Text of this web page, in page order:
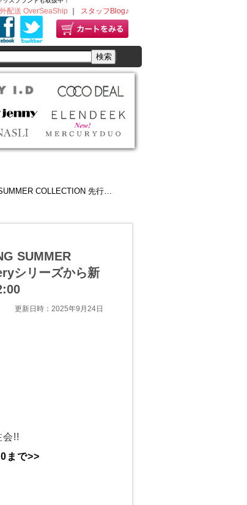
配送 OverSeaShip スタッフBlog♪
シリーズから新色登場♪今ならポイント5倍 ～9/30(火)12:00
SUMMER
シリーズから新
更新日時：2025年9月24日
!!
まで>>